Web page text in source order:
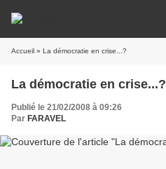
Accueil » La démocratie en crise...?
La démocratie en crise...?
Publié le 21/02/2008 à 09:26
Par FARAVEL